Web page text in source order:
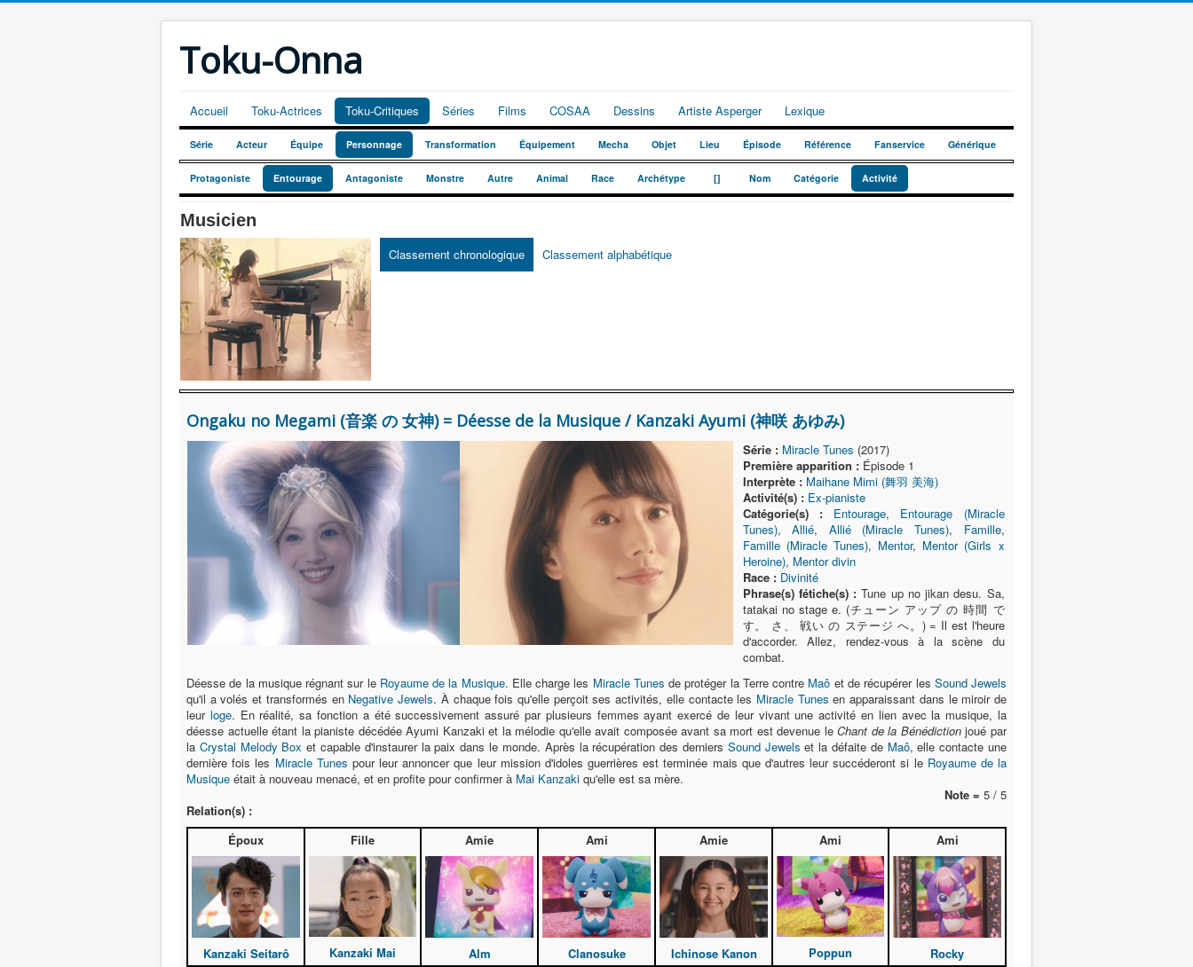
Toku-Onna
Accueil Toku-Actrices Toku-Critiques Séries Films COSAA Dessins Artiste Asperger Lexique
Série Acteur Équipe Personnage Transformation Équipement Mecha Objet Lieu Épisode Référence Fanservice Générique
Protagoniste Entourage Antagoniste Monstre Autre Animal Race Archétype [] Nom Catégorie Activité
Musicien
Classement chronologique Classement alphabétique
Ongaku no Megami (音楽 の 女神) = Déesse de la Musique / Kanzaki Ayumi (神咲 あゆみ)
Série : Miracle Tunes (2017)
Première apparition :Épisode 1
Interprète : Maihane Mimi (舞羽 美海)
Activité(s) : Ex-pianiste
Catégorie(s) :
Entourage, Entourage (Miracle
Tunes),Allié, Allié (Miracle Tunes), Famille,
Famille (Miracle Tunes), Mentor, Mentor (Girls x
Heroine), Mentor divin
Race : Divinité
Phrase(s) fétiche(s) : Tune up no jikan desu. Sa,
tatakai no stage e. (チューン アップ の 時間 で
す。 さ、 戦い の ステージ へ。) = Il est l'heure
d'accorder. Allez, rendez-vous à la scène du
combat.
Déesse de la musique régnant sur le Royaume de la Musique. Elle charge les Miracle Tunes de protéger la Terre contre Maô et de récupérer les Sound Jewels
qu'il a volés et transformés en Negative Jewels. À chaque fois qu'elle perçoit ses activités, elle contacte les Miracle Tunes en apparaissant dans le miroir de
leur loge. En réalité, sa fonction a été successivement assuré par plusieurs femmes ayant exercé de leur vivant une activité en lien avec la musique, la
déesse actuelle étant la pianiste décédée Ayumi Kanzaki et la mélodie qu'elle avait composée avant sa mort est devenue leChant de la Bénédictionjoué par
la Crystal Melody Box et capable d'instaurer la paix dans le monde. Après la récupération des derniers Sound Jewels et la défaite de Maô, elle contacte une
dernière fois les Miracle Tunes pour leur annoncer que leur mission d'idoles guerrières est terminée mais que d'autres leur succéderont si le Royaume de la
Musique était à nouveau menacé, et en profite pour confirmer à Mai Kanzaki qu'elle est sa mère.
Note = 5 / 5
Relation(s) :
Époux
Kanzaki Seitarô
Fille
Kanzaki Mai
Amie
Alm
Ami
Clanosuke
Amie
Ichinose Kanon
Ami
Poppun
Ami
Rocky